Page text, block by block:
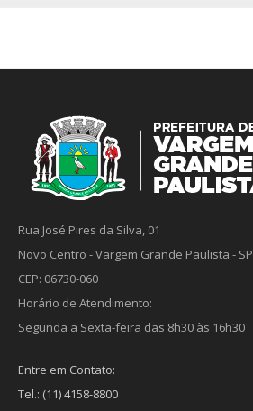
Rua José Pires da Silva, 01
Novo Centro - Vargem Grande Paulista - SP
CEP: 06730-060
Horário de Atendimento:
Segunda a Sexta-feira das 8h30 às 16h30
Entre em Contato:
Tel.: (11) 4158-8800